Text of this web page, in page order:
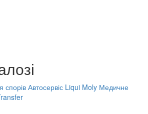
спорів Автосервіс Liqui Moly Медичне